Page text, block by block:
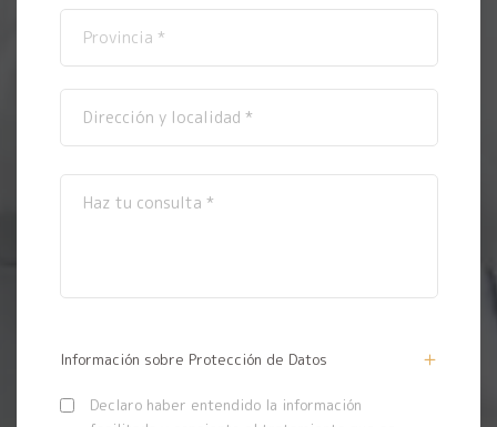
Información sobre Protección de Datos
Declaro haber entendido la información